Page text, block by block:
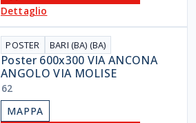
Dettaglio
POSTER BARI (BA) (BA)
Poster 600x300 VIA ANCONA
ANGOLO VIA MOLISE
62
MAPPA